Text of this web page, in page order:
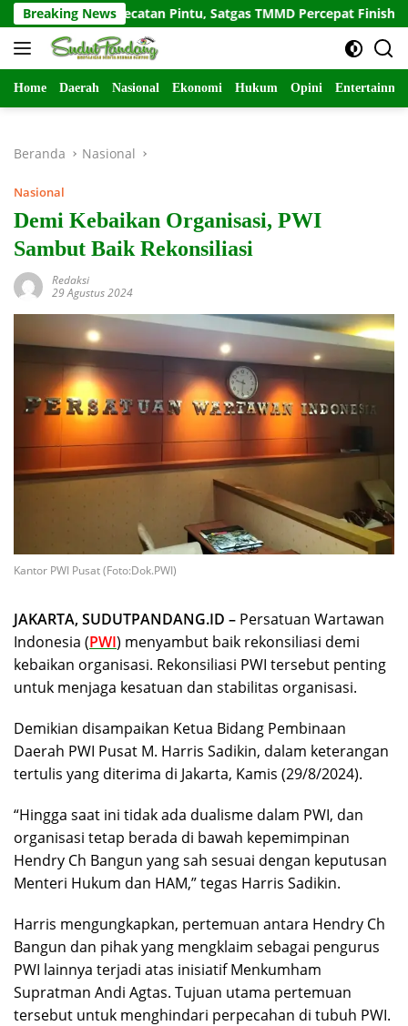
Langsung
ke
konten
Breaking NewsPintu, Satgas TMMD Percepat Finishing Hunian
Home Daerah Nasional Ekonomi Hukum Opini
Beranda Nasional
Nasional
Demi Kebaikan Organisasi, PWI
Sambut Baik Rekonsiliasi
Redaksi
29 Agustus 2024
Kantor PWI Pusat (Foto:Dok.PWI)
JAKARTA, SUDUTPANDANG.ID – Persatuan Wartawan
Indonesia (PWI) menyambut baik rekonsiliasi demi
kebaikan organisasi. Rekonsiliasi PWI tersebut penting
untuk menjaga kesatuan dan stabilitas organisasi.
Demikian disampaikan Ketua Bidang Pembinaan
Daerah PWI Pusat M. Harris Sadikin, dalam keterangan
tertulis yang diterima di Jakarta, Kamis (29/8/2024).
“Hingga saat ini tidak ada dualisme dalam PWI, dan
organisasi tetap berada di bawah kepemimpinan
Hendry Ch Bangun yang sah sesuai dengan keputusan
Menteri Hukum dan HAM,” tegas Harris Sadikin.
Harris mengungkapkan, pertemuan antara Hendry Ch
Bangun dan pihak yang mengklaim sebagai pengurus
PWI lainnya terjadi atas inisiatif Menkumham
Supratman Andi Agtas. Tujuan utama pertemuan
tersebut untuk menghindari perpecahan di tubuh PWI.